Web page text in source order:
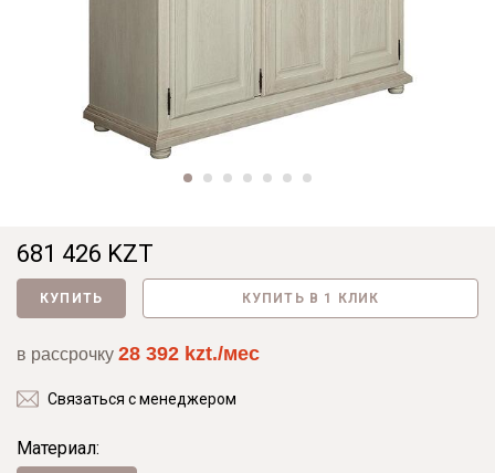
681 426 KZT
КУПИТЬ КУПИТЬ В 1 КЛИК
в рассрочку 28 392 kzt./мес
Связаться с менеджером
Материал: